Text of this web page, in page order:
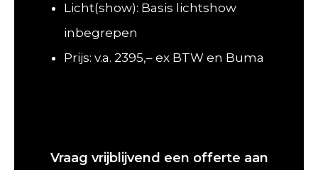
Licht(show): Basis lichtshow
inbegrepen
Prijs: v.a. 2395,– ex BTW en Buma
Vraag vrijblijvend een offerte aan